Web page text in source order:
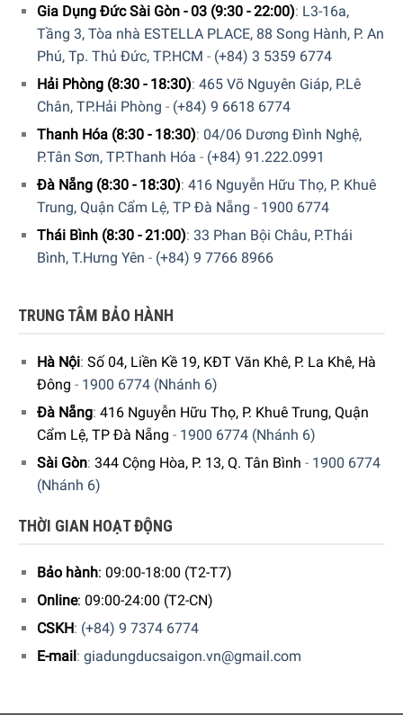
Gia Dụng Đức Sài Gòn - 03 (9:30 - 22:00): L3-16a,
Tầng 3, Tòa nhà ESTELLA PLACE, 88 Song Hành, P. An
Phú, Tp. Thủ Đức, TP.HCM - (+84) 3 5359 6774
Hải Phòng (8:30 - 18:30): 465 Võ Nguyên Giáp, P.Lê
Chân, TP.Hải Phòng - (+84) 9 6618 6774
Thanh Hóa (8:30 - 18:30): 04/06 Dương Đình Nghệ,
P.Tân Sơn, TP.Thanh Hóa - (+84) 91.222.0991
Đà Nẵng (8:30 - 18:30): 416 Nguyễn Hữu Thọ, P. Khuê
Trung, Quận Cẩm Lệ, TP Đà Nẵng - 1900 6774
Thái Bình (8:30 - 21:00): 33 Phan Bội Châu, P.Thái
Bình, T.Hưng Yên - (+84) 9 7766 8966
TRUNG TÂM BẢO HÀNH
Hà Nội: Số 04, Liền Kề 19, KĐT Văn Khê, P. La Khê, Hà
Đông - 1900 6774 (Nhánh 6)
Đà Nẵng: 416 Nguyễn Hữu Thọ, P. Khuê Trung, Quận
Cẩm Lệ, TP Đà Nẵng - 1900 6774 (Nhánh 6)
Sài Gòn: 344 Cộng Hòa, P. 13, Q. Tân Bình - 1900 6774
(Nhánh 6)
THỜI GIAN HOẠT ĐỘNG
Bảo hành: 09:00-18:00 (T2-T7)
Online: 09:00-24:00 (T2-CN)
CSKH: (+84) 9 7374 6774
E-mail : giadungducsaigon.vn@gmail.com